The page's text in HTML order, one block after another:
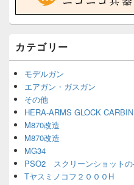
カテゴリー
モデルガン
エアガン・ガスガン
その他
HERA-ARMS GLOCK
M870改造
M870改造
MG34
PSO2 スクリーンショットの
Tヤスミノコフ２０００H